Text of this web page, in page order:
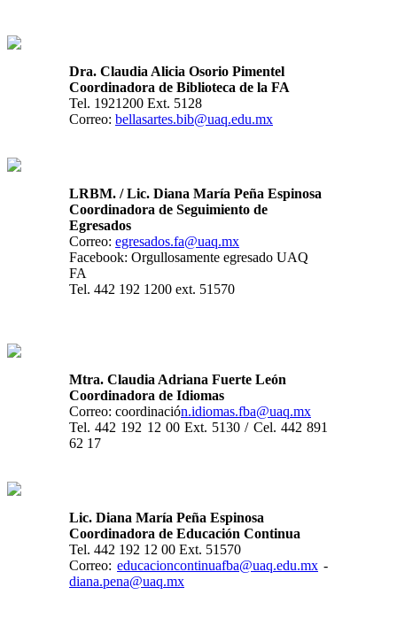
Dra. Claudia Alicia Osorio Pimentel
Coordinadora de Biblioteca de la FA
Tel. 1921200 Ext. 5128
Correo: bellasartes.bib@uaq.edu.mx
LRBM. / Lic. Diana María Peña Espinosa
Coordinadora de Seguimiento de
Egresados
Correo: egresados.fa@uaq.mx
Facebook: Orgullosamente egresado UAQ
FA
Tel. 442 192 1200 ext. 51570
Mtra. Claudia Adriana Fuerte León
Coordinadora de Idiomas
Correo: coordinación.idiomas.fba@uaq.mx
Tel. 442 192 12 00 Ext. 5130 / Cel. 442 891
62 17
Lic. Diana María Peña Espinosa
Coordinadora de Educación Continua
Tel. 442 192 12 00 Ext. 51570
Correo: educacioncontinuafba@uaq.edu.mx -
diana.pena@uaq.mx